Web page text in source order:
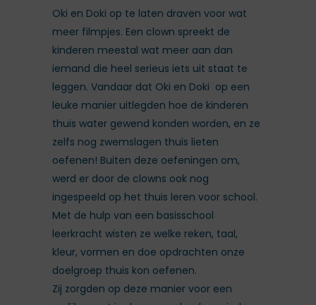
Oki en Doki op te laten draven voor wat
meer filmpjes. Een clown spreekt de
kinderen meestal wat meer aan dan
iemand die heel serieus iets uit staat te
leggen. Vandaar dat Oki en Doki op een
leuke manier uitlegden hoe de kinderen
thuis water gewend konden worden, en ze
zelfs nog zwemslagen thuis lieten
oefenen! Buiten deze oefeningen om,
werd er door de clowns ook nog
ingespeeld op het thuis leren voor school.
Met de hulp van een basisschool
leerkracht wisten ze welke reken, taal,
kleur, vormen en doe opdrachten onze
doelgroep thuis kon oefenen.
Zij zorgden op deze manier voor een